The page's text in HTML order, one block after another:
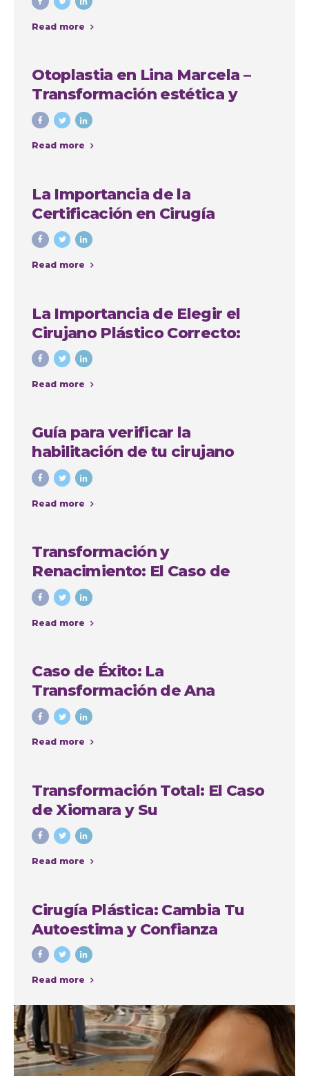
Read more
Otoplastia en Lina Marcela –
Transformación estética y
emocional con Colombia
Plastic
Read more
La Importancia de la
Certificación en Cirugía
Plástica: Consejos y Casos de
Éxito en Colombia
Read more
La Importancia de Elegir el
Cirujano Plástico Correcto:
Caso de Sindy Jhovana
Read more
Guía para verificar la
habilitación de tu cirujano
plástico en Antioquia
Read more
Transformación y
Renacimiento: El Caso de
Yadiris
Read more
Caso de Éxito: La
Transformación de Ana
Cristina Osorio Arango con
Colombia Plastic
Read more
Transformación Total: El Caso
de Xiomara y Su
Lipoabdominoplastia en
Colombia Plastic Esthetic
International
Read more
Cirugía Plástica: Cambia Tu
Autoestima y Confianza
Read more